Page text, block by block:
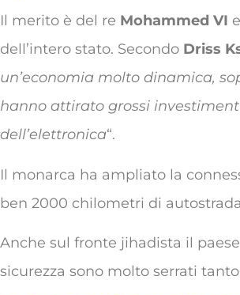
Il merito è del re Mohammed VI
dell’intero stato. Secondo Driss
un’economia molto dinamica,
hanno attirato grossi
dell’elettronica“.
Il monarca ha ampliato la
ben 2000 chilometri di
Anche sul fronte jihadista il
sicurezza sono molto serrati